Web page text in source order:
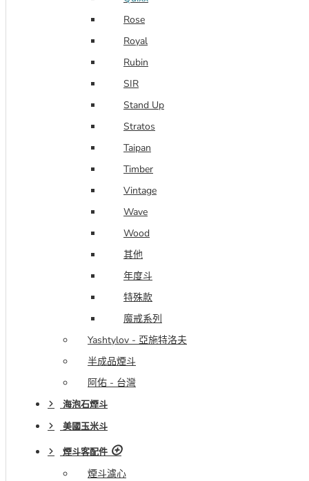
Rose
Royal
Rubin
SIR
Stand Up
Stratos
Taipan
Timber
Vintage
Wave
Wood
其他
年度斗
特殊款
魔戒系列
Yashtylov - 亞施特洛夫
半成品煙斗
阿佑 - 台灣
海泡石煙斗
美國玉米斗
煙斗客配件
煙斗濾心